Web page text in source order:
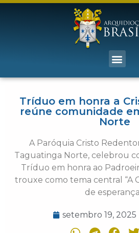
Tríduo em honra a
reúne comunidade
Norte
A Paróquia Cristo
Taguatinga Norte, celebrou
Tríduo em honra ao
trouxe como tema central “A
de
setembro 19, 2025